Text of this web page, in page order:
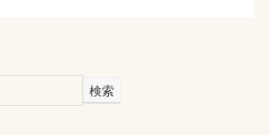
検索